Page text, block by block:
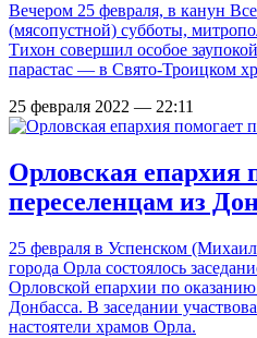
Вечером 25 февраля, в канун
(мясопустной) субботы,
Тихон совершил особое
парастас — в Свято-Троицком
25 февраля 2022 — 22:11
Орловская епархия
переселенцам из
25 февраля в Успенском
города Орла состоялось
Орловской епархии по
Донбасса. В заседании
настоятели храмов Орла.